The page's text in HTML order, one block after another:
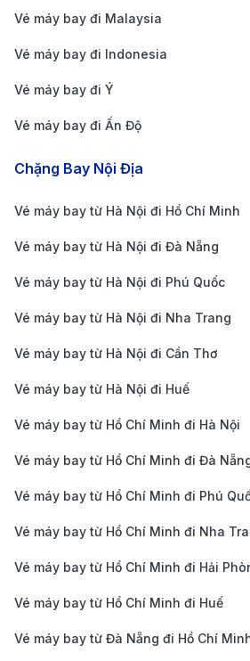
Nội New York
American Airlines
Giá vé máy bay Hà
Japan Airlines
Giá vé máy bay Hà
Nội New York
United Airlines
23.750.000
Giá vé máy bay Hà
Nội New York
22.100.000
Nội New York
24.800.000
Nội New York All
Nippon Airways
23.950.000
Nội New York
Cathay Pacific
25.900.000
Giá vé máy bay Hà
Nội New York
Qatar Airways
24.200.000
Bạn cũng có thể tham khảo thêm
Vé máy bay đi Malaysia
Vé máy bay đi Indonesia
Vé máy bay đi Ý
Vé máy bay đi Ấn Độ
Chặng Bay Nội Địa
Vé máy bay từ Hà Nội đi Hồ Chí Minh
Vé máy bay từ Hà Nội đi Đà Nẵng
Vé máy bay từ Hà Nội đi Phú Quốc
Vé máy bay từ Hà Nội đi Nha Trang
Vé máy bay từ Hà Nội đi Cần Thơ
Vé máy bay từ Hà Nội đi Huế
Vé máy bay từ Hồ Chí Minh đi Hà Nội
Vé máy bay từ Hồ Chí Minh đi Đà
Vé máy bay từ Hồ Chí Minh đi Phú
Vé máy bay từ Hồ Chí Minh đi Nha
Vé máy bay từ Hồ Chí Minh đi Hải
Vé máy bay từ Hồ Chí Minh đi Huế
Vé máy bay từ Đà Nẵng đi Hồ Chí